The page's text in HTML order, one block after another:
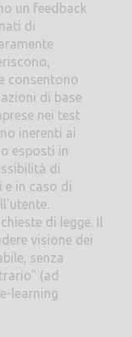
un feedback
di
consentono
di base
nei test
inerenti ai
esposti in
di
in caso di
di legge. Il
visione dei
senza
(ad
learning